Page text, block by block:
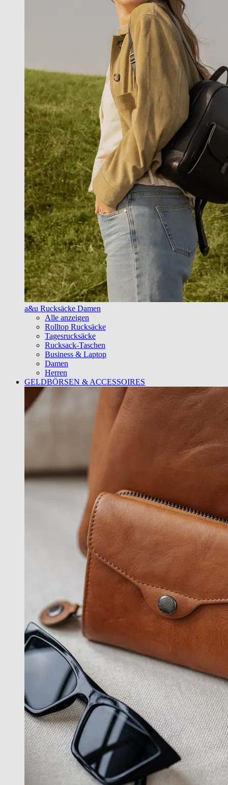
a&u Rucksäcke Damen
Alle anzeigen
Rolltop Rucksäcke
Tagesrucksäcke
Rucksack-Taschen
Business & Laptop
Damen
Herren
GELDBÖRSEN & ACCESSOIRES